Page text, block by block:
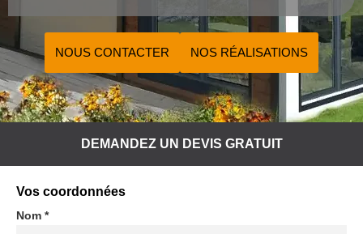
NOUS CONTACTER NOS RÉALISATIONS
DEMANDEZ UN DEVIS GRATUIT
Vos coordonnées
Nom *